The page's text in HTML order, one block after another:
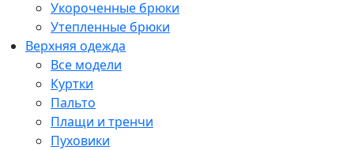
Укороченные брюки
Утепленные брюки
Верхняя одежда
Все модели
Куртки
Пальто
Плащи и тренчи
Пуховики